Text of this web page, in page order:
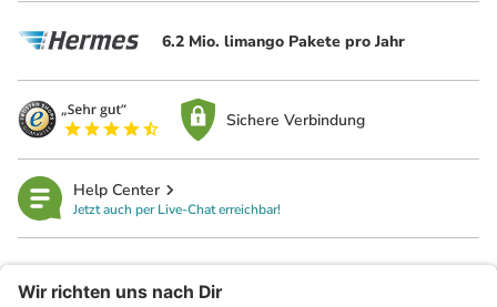
6.2 Mio. limango Pakete pro Jahr
Sichere Verbindung
Help Center
Jetzt auch per Live-Chat erreichbar!